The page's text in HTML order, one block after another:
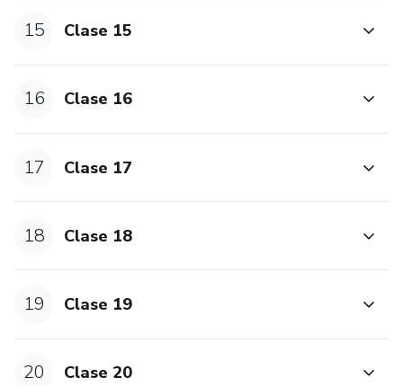
15 Clase 15
16 Clase 16
17 Clase 17
18 Clase 18
19 Clase 19
20 Clase 20